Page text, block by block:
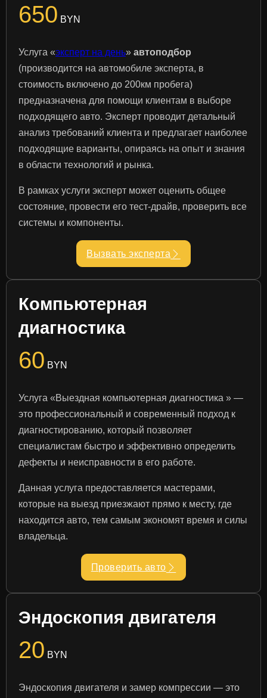
650 BYN
Услуга «эксперт на день» автоподбор
(производится на автомобиле эксперта, в
стоимость включено до 200км пробега)
предназначена для помощи клиентам в выборе
подходящего авто. Эксперт проводит детальный
анализ требований клиента и предлагает наиболее
подходящие варианты, опираясь на опыт и знания
в области технологий и рынка.
В рамках услуги эксперт может оценить общее
состояние, провести его тест-драйв, проверить все
системы и компоненты.
Вызвать эксперта
Компьютерная
диагностика
60 BYN
Услуга «Выездная компьютерная диагностика » —
это профессиональный и современный подход к
диагностированию, который позволяет
специалистам быстро и эффективно определить
дефекты и неисправности в его работе.
Данная услуга предоставляется мастерами,
которые на выезд приезжают прямо к месту, где
находится авто, тем самым экономят время и силы
владельца.
Проверить авто
Эндоскопия двигателя
20 BYN
Эндоскопия двигателя и замер компрессии — это